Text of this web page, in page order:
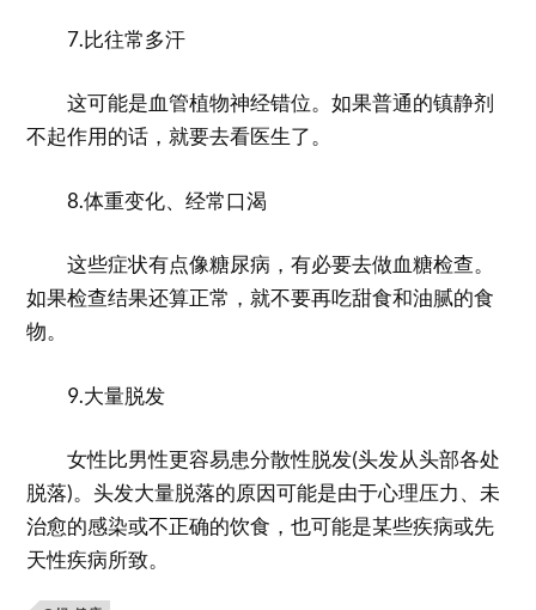
7.比往常多汗
这可能是血管植物神经错位。如果普通的镇静剂
不起作用的话，就要去看医生了。
8.体重变化、经常口渴
这些症状有点像糖尿病，有必要去做血糖检查。
如果检查结果还算正常，就不要再吃甜食和油腻的食
物。
9.大量脱发
女性比男性更容易患分散性脱发(头发从头部各处
脱落)。头发大量脱落的原因可能是由于心理压力、未
治愈的感染或不正确的饮食，也可能是某些疾病或先
天性疾病所致。